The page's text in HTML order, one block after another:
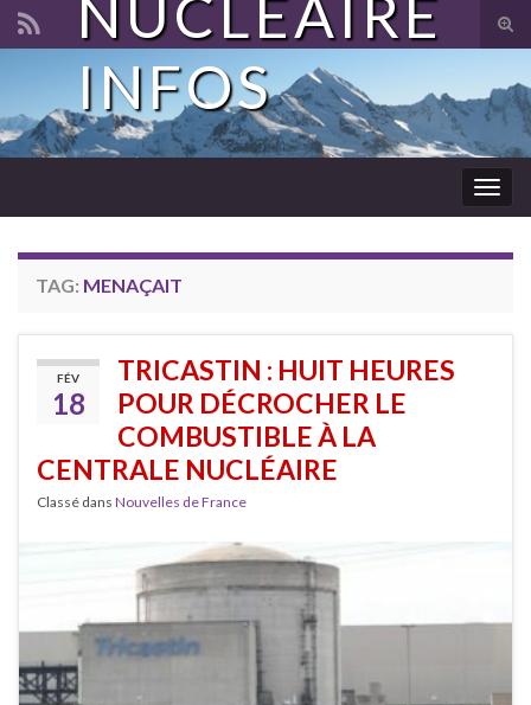
Search for:
NUCLÉAIRE
INFOS
TAG: MENAÇAIT
FÉV
18
TRICASTIN : HUIT HEURES
POUR DÉCROCHER LE
COMBUSTIBLE À LA
CENTRALE NUCLÉAIRE
Classé dans Nouvelles de France